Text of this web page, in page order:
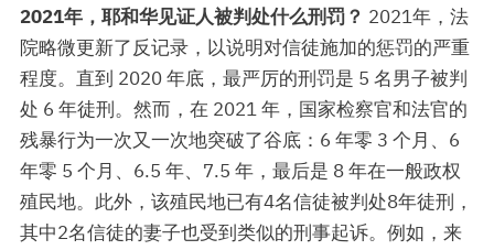
2021年，耶和华见证人被判处什么刑罚？ 2021年，法
院略微更新了反记录，以说明对信徒施加的惩罚的严重
程度。直到 2020 年底，最严厉的刑罚是 5 名男子被判
处 6 年徒刑。然而，在 2021 年，国家检察官和法官的
残暴行为一次又一次地突破了谷底：6 年零 3 个月、6
年零 5 个月、6.5 年、7.5 年，最后是 8 年在一般政权
殖民地。此外，该殖民地已有4名信徒被判处8年徒刑，
其中2名信徒的妻子也受到类似的刑事起诉。例如，来